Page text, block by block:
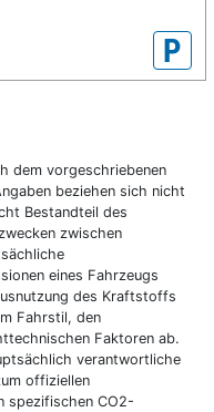
P
dem vorgeschriebenen
beziehen sich nicht
Bestandteil des
zwischen
eines Fahrzeugs
des Kraftstoffs
Fahrstil, den
Faktoren ab.
verantwortliche
offiziellen
spezifischen CO2-